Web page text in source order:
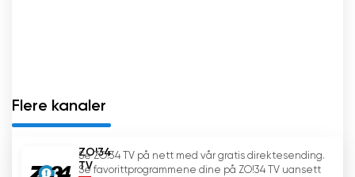
Flere kanaler
ZO!34
TV
Se ZO!34 TV på nett med vår gratis direktesending.
Se favorittprogrammene dine på ZO!34 TV uansett